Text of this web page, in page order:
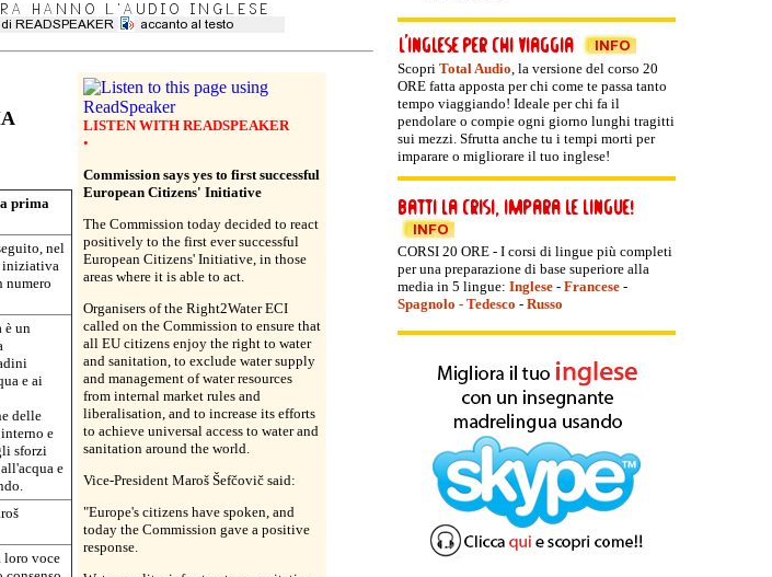
prima
nel
iniziativa
numero
un
e ai
delle
e
sforzi
e
loro voce
LISTEN WITH READSPEAKER
•
Commission says yes to first successful
European Citizens' Initiative
The Commission today decided to react
positively to the first ever successful
European Citizens' Initiative, in those
areas where it is able to act.
Organisers of the Right2Water ECI
called on the Commission to ensure that
all EU citizens enjoy the right to water
and sanitation, to exclude water supply
and management of water resources
from internal market rules and
liberalisation, and to increase its efforts
to achieve universal access to water and
sanitation around the world.
Vice-President Maroš Šefčovič said:
"Europe's citizens have spoken, and
today the Commission gave a positive
response.
Scopri Total Audio , la versione del corso 20
ORE fatta apposta per chi come te passa tanto
tempo viaggiando! Ideale per chi fa il
pendolare o compie ogni giorno lunghi tragitti
sui mezzi. Sfrutta anche tu i tempi morti per
imparare o migliorare il tuo inglese!
CORSI 20 ORE - I corsi di lingue più completi
per una preparazione di base superiore alla
media in 5 lingue: Inglese- Francese-
Spagnolo - Tedesco - Russo